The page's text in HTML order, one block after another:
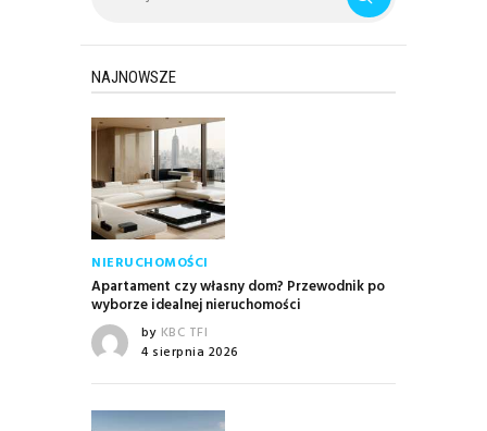
NAJNOWSZE
NIERUCHOMOŚCI
Apartament czy własny dom? Przewodnik po
wyborze idealnej nieruchomości
by KBC TFI
4 sierpnia 2026